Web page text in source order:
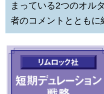
まっている2つのオル
者のコメントとともに